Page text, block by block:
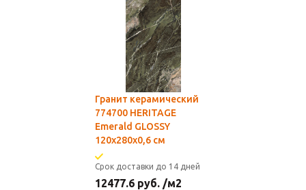
Гранит керамический
774700 HERITAGE
Emerald GLOSSY
120x280x0,6 см
Срок доставки до 14 дней
12477.6 руб. /м2